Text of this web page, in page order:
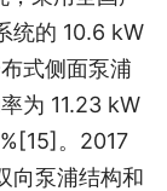
统的 10.6 kW
式侧面泵浦
为 11.23 kW
[15] 。2017
向泵浦结构和